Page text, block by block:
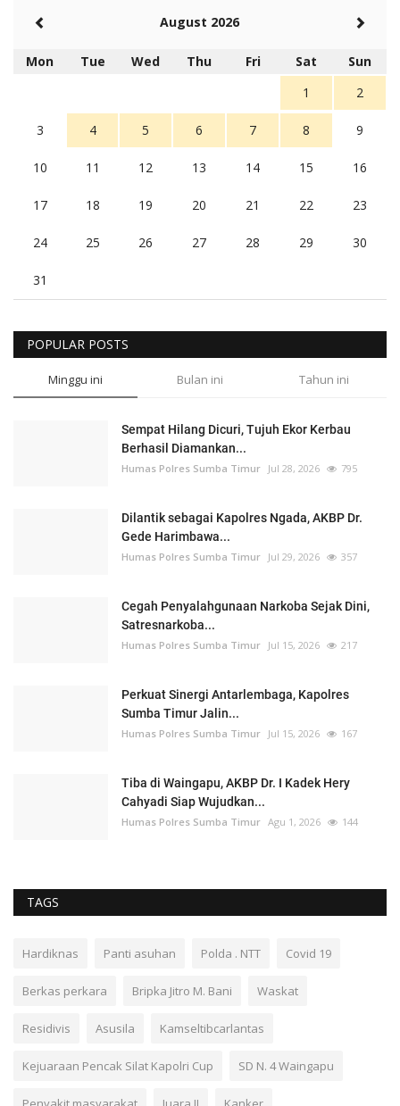
August 2026
Mon Tue Wed Thu Fri Sat
Sun
1
2
3 4 5 6 7 8 9
10 11 12 13 14 15 16
17 18 19 20 21 22 23
24 25 26 27 28 29 30
31
POPULAR POSTS
Minggu ini Bulan ini Tahun ini
Sempat Hilang Dicuri, Tujuh Ekor Kerbau
Berhasil Diamankan...
Humas Polres Sumba Timur Jul 28, 2026 795
Dilantik sebagai Kapolres Ngada, AKBP Dr.
Gede Harimbawa...
Humas Polres Sumba Timur Jul 29, 2026 357
Cegah Penyalahgunaan Narkoba Sejak Dini,
Satresnarkoba...
Humas Polres Sumba Timur Jul 15, 2026 217
Perkuat Sinergi Antarlembaga, Kapolres
Sumba Timur Jalin...
Humas Polres Sumba Timur Jul 15, 2026 167
Tiba di Waingapu, AKBP Dr. I Kadek Hery
Cahyadi Siap Wujudkan...
Humas Polres Sumba Timur Agu 1, 2026 144
TAGS
Hardiknas Panti asuhan Polda . NTT Covid 19
Berkas perkara Bripka Jitro M. Bani Waskat
Residivis Asusila Kamseltibcarlantas
Kejuaraan Pencak Silat Kapolri Cup SD N. 4 Waingapu